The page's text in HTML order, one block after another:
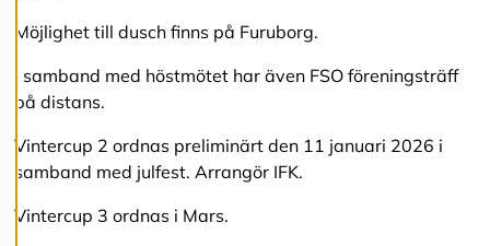
R
d
e
r
a
o
Möjlighet till dusch finns på Furuborg.
I samband med höstmötet har även FSO föreningsträff
på distans.
Vintercup 2 ordnas preliminärt den 11 januari 2026 i
samband med julfest. Arrangör IFK.
Vintercup 3 ordnas i Mars.